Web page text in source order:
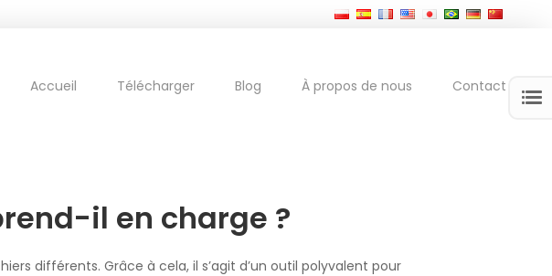
Accueil Télécharger Blog À propos de nous Contact
il en charge ?
différents. Grâce à cela, il s’agit d’un outil polyvalent pour